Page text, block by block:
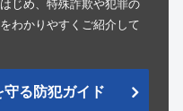
じめ、特殊詐欺や犯罪の
わかりやすくご紹介して
る防犯ガイド